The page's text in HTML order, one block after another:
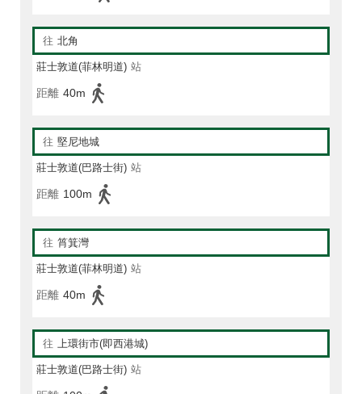
往 北角
莊士敦道(菲林明道) 站
距離 40m
往 堅尼地城
莊士敦道(巴路士街) 站
距離 100m
往 筲箕灣
莊士敦道(菲林明道) 站
距離 40m
往 上環街市(即西港城)
莊士敦道(巴路士街) 站